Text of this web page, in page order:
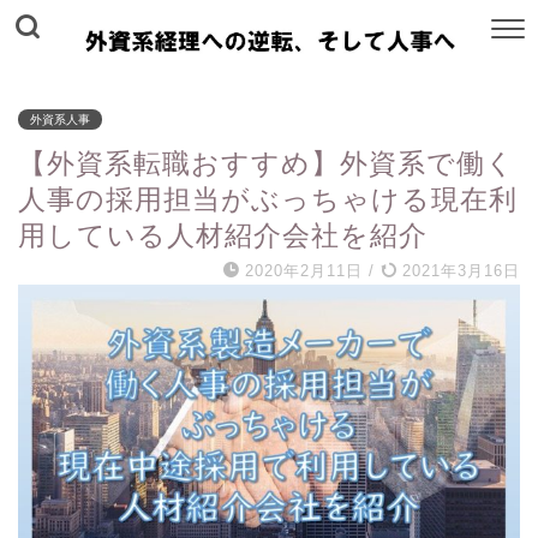
外資系人事
【外資系転職おすすめ】外資系で働く
人事の採用担当がぶっちゃける現在利
用している人材紹介会社を紹介
2020年2月11日 / 2021年3月16日